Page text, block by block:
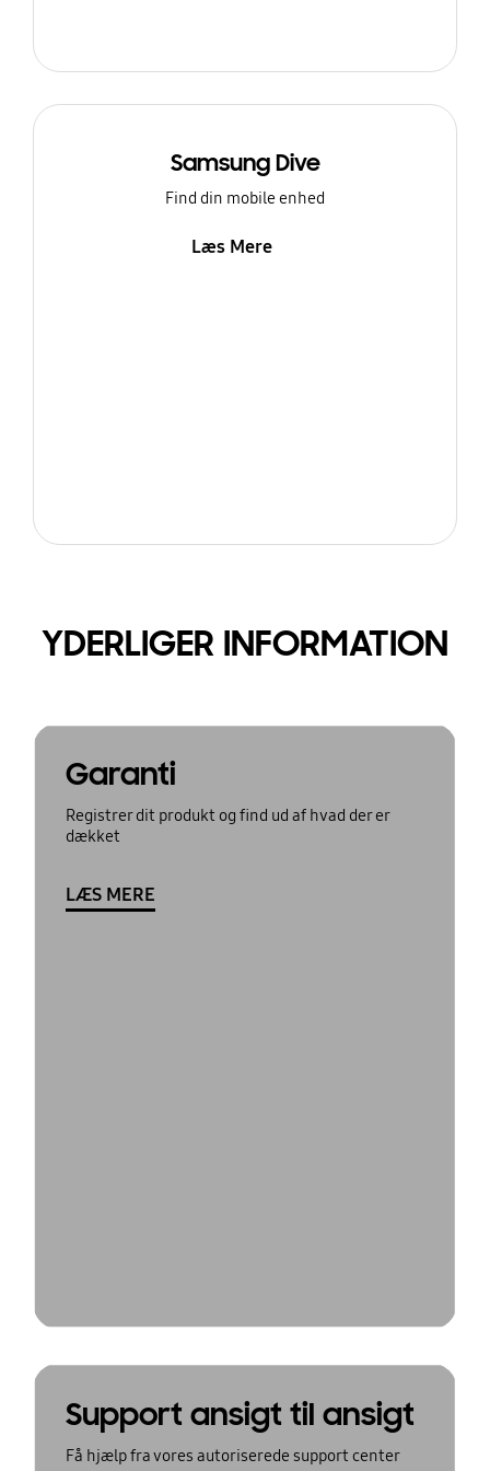
Samsung Dive
Find din mobile enhed
Læs Mere
YDERLIGER INFORMATION
Garanti
Registrer dit produkt og find ud af hvad der er
dækket
LÆS MERE
Support ansigt til ansigt
Få hjælp fra vores autoriserede support center